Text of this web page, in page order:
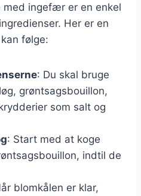
med ingefær er en enkel
Her er en
følge:
: Du skal bruge
grøntsagsbouillon,
som salt og
: Start med at koge
indtil de
blomkålen er klar,